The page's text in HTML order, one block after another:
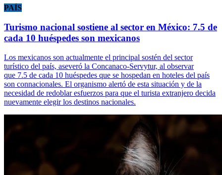
PAÍS
Turismo nacional sostiene al sector en México: 7.5 de
cada 10 huéspedes son mexicanos
Los mexicanos son actualmente el principal sostén del sector
turístico del país, aseveró la Concanaco-Servytur, al observar
que 7.5 de cada 10 huéspedes que se hospedan en hoteles del país
son connacionales. El organismo alertó de esta situación y de la
necesidad de redoblar esfuerzos para que el turista extranjero decida
nuevamente elegir los destinos nacionales.